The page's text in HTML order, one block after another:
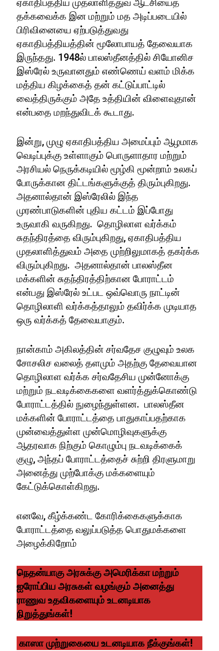
ஏகாதிபத்திய முதலாளித்துவ ஆட்சியைத்
தக்கவைக்க இன மற்றும் மத அடிப்படையில்
பிரிவினையை ஏற்படுத்துவது
ஏகாதிபத்தியத்தின் மூலோபாயத் தேவையாக
இருந்தது. 1948ல் பாலஸ்தீனத்தில் சியோனிச
இஸ்ரேல் உருவானதும் எண்ணெய் வளம் மிக்க
மத்திய கிழக்கைத் தன் கட்டுப்பாட்டில்
வைத்திருக்கும் அதே உத்தியின் விளைவுதான்
என்பதை மறந்துவிடக் கூடாது.
இன்று, முழு ஏகாதிபத்திய அமைப்பும் ஆழமாக
வெடிப்புக்கு உள்ளாகும் பொருளாதார மற்றும்
அரசியல் நெருக்கடியில் மூழ்கி மூன்றாம் உலகப்
போருக்கான திட்டங்களுக்குத் திரும்புகிறது.
அதனால்தான் இஸ்ரேலில் இந்த
முரண்பாடுகளின் புதிய கட்டம் இப்போது
உருவாகி வருகிறது. தொழிலாள வர்க்கம்
சுதந்திரத்தை விரும்புகிறது, ஏகாதிபத்திய
முதலாளித்துவம் அதை முற்றிலுமாகத் தகர்க்க
விரும்புகிறது. அதனால்தான் பாலஸ்தீன
மக்களின் சுதந்திரத்திற்கான போராட்டம்
என்பது இஸ்ரேல் உட்பட ஒவ்வொரு நாட்டின்
தொழிலாளி வர்க்கத்தாலும் தவிர்க்க முடியாத
ஒரு வர்க்கத் தேவையாகும்.
நான்காம் அகிலத்தின் சர்வதேச குழுவும் உலக
சோசலிச வலைத் தளமும் அதற்கு தேவையான
தொழிலாள வர்க்க சர்வதேசிய முன்னோக்கு
மற்றும் நடவடிக்கைகளை வளர்த்துக்கொண்டு
போராட்டத்தில் நுழைந்துள்ளன. பாலஸ்தீன
மக்களின் போராட்டத்தை பாதுகாப்பதற்காக
முன்வைத்துள்ள முன்மொழிவுகளுக்கு
ஆதரவாக நிற்கும் கொழும்பு நடவடிக்கைக்
குழு, அந்தப் போராட்டத்தைச் சுற்றி திரளுமாறு
அனைத்து முற்போக்கு மக்களையும்
கேட்டுக்கொள்கிறது.
எனவே, கீழ்க்கண்ட கோரிக்கைகளுக்காக
போராட்டத்தை வலுப்படுத்த பொதுமக்களை
அழைக்கிறோம்
நெதன்யாகு அரசுக்கு அமெரிக்கா மற்றும்
ஐரோப்பிய அரசுகள் வழங்கும் அனைத்து
ராணுவ உதவிகளையும் உடனடியாக
நிறுத்துங்கள்!
காஸா முற்றுகையை உடனடியாக நீக்குங்கள்!